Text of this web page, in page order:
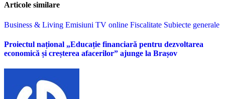
Articole similare
Business & Living Emisiuni TV online Fiscalitate Subiecte generale
Proiectul național „Educație financiară pentru dezvoltarea
economică și creșterea afacerilor” ajunge la Brașov